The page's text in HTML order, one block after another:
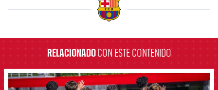
RELACIONADOCON ESTE CONTENIDO
FCB Barcelona badge